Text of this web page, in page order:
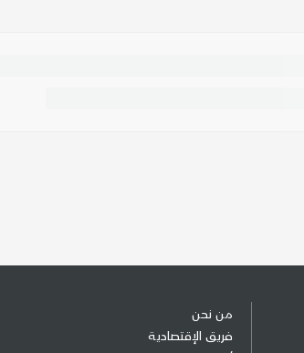
من نحن
فريق الإقتصادية